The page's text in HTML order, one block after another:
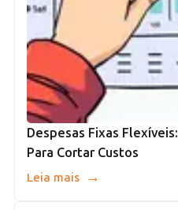
Despesas Fixas
Para Cortar Custos
Leia mais →